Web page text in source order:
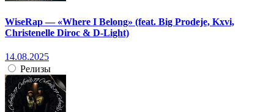
WiseRap — «Where I Belong» (feat. Big Prodeje, Kxvi,
Christenelle Diroc & D-Light)
14.08.2025
Релизы